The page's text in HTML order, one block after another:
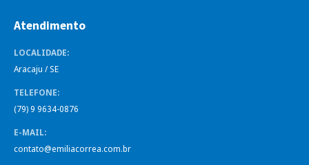
Atendimento
LOCALIDADE:
Aracaju / SE
TELEFONE:
(79) 9 9634-0876
E-MAIL:
contato@emiliacorrea.com.br